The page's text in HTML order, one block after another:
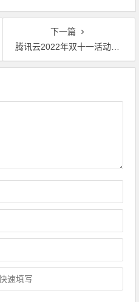
下一篇
腾讯云2022年双十一活动有哪些云产品值得入手？腾讯云代金券优惠券